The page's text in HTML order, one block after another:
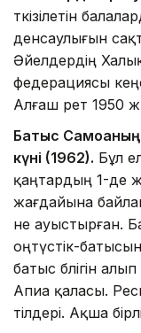
өткізілетін
денсаулығын
Әйелдердің
федерациясы
Алғаш рет 1950
Батыс Самоаның
күні (1962). Бұл
қаңтардың 1-де
жағдайына
не ауыстырған.
оңтүстік-
батыс бөлігін
Апиа қаласы.
тілдері. Ақша